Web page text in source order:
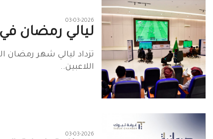
03-03-2026
ليالي رمضان
اللاعبين..
03-03-2026